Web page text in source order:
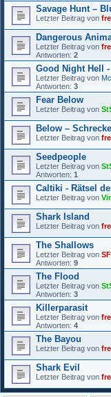
Savage Hunt –
Letzter Beitrag von
Dangerous
Letzter Beitrag von
Antworten: 2
Good Night Hell
Letzter Beitrag von
Antworten: 3
Fear Below
Letzter Beitrag von
Below –
Letzter Beitrag von
Seedpeople
Letzter Beitrag von
Antworten: 1
Caltiki - Rätsel
Letzter Beitrag von
Shark Island
Letzter Beitrag von
The Shallows
Letzter Beitrag von
Antworten: 9
The Flood
Letzter Beitrag von
Antworten: 3
Killerparasit
Letzter Beitrag von
Antworten: 4
The Bayou
Letzter Beitrag von
Shark Evil
Letzter Beitrag von